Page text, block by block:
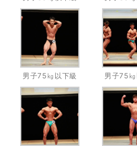
男子75㎏以下級 男子75㎏